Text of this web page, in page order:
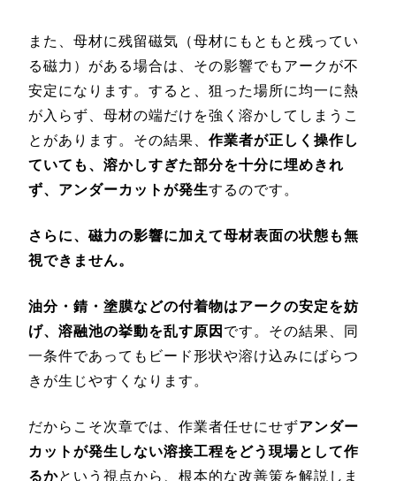
また、母材に残留磁気（母材にもともと残ってい
る磁力）がある場合は、その影響でもアークが不
安定になります。すると、狙った場所に均一に熱
が入らず、母材の端だけを強く溶かしてしまうこ
とがあります。その結果、 作業者が正しく操作し
ていても、溶かしすぎた部分を十分に埋めきれ
ず、アンダーカットが発生するのです。
さらに、磁力の影響に加えて母材表面の状態も無
視できません。
油分・錆・塗膜などの付着物はアークの安定を妨
げ、溶融池の挙動を乱す原因 です。その結果、同
一条件であってもビード形状や溶け込みにばらつ
きが生じやすくなります。
だからこそ次章では、作業者任せにせずアンダー
カットが発生しない溶接工程をどう現場として作
るかという視点から、根本的な改善策を解説しま